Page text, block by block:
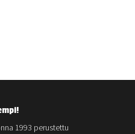
1993 perustettu